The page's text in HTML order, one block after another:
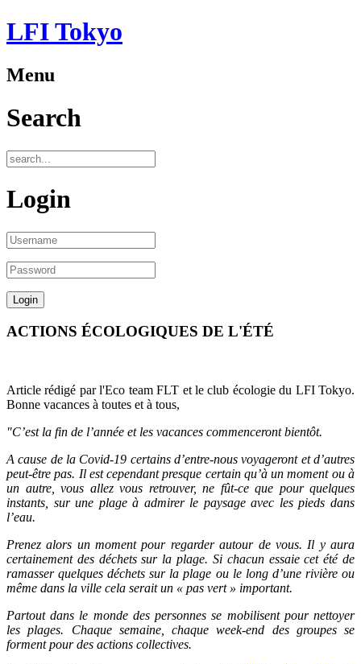
LFI Tokyo
Menu
Search
Login
ACTIONS ÉCOLOGIQUES DE L'ÉTÉ
Article rédigé par l'Eco team FLT et le club écologie du LFI Tokyo.
Bonne vacances à toutes et à tous,
"C’est la fin de l’année et les vacances commenceront bientôt.
A cause de la Covid-19 certains d’entre-nous voyageront et d’autres
peut-être pas. Il est cependant presque certain qu’à un moment ou à
un autre, vous allez vous retrouver, ne fût-ce que pour quelques
instants, sur une plage à admirer le paysage avec les pieds dans
l’eau.
Prenez alors un moment pour regarder autour de vous. Il y aura
certainement des déchets sur la plage. Si chacun essaie cet été de
ramasser quelques déchets sur la plage ou le long d’une rivière ou
même dans la ville cela serait un « pas vert » important.
Partout dans le monde des personnes se mobilisent pour nettoyer
les plages. Chaque semaine, chaque week-end des groupes se
forment pour des actions collectives.